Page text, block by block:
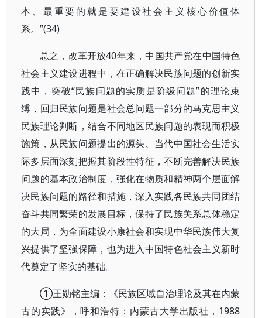
本、最重要的就是要建设社会主义核心价值体
系。”(34)
总之，改革开放40年来，中国共产党在中国特色
社会主义建设进程中，在正确解决民族问题的创新实
践中，突破“民族问题的实质是阶级问题”的理论束
缚，回归民族问题是社会总问题一部分的马克思主义
民族理论判断，结合不同地区民族问题的表现而积极
施策，从民族问题提出的源头、当代中国社会生活实
际多层面深刻把握其阶段性特征，不断完善解决民族
问题的基本政治制度，强化在物质和精神两个层面解
决民族问题的路径和措施，深入实践各民族共同团结
奋斗共同繁荣的发展目标，保持了民族关系总体稳定
的大局，为全面建设小康社会和实现中华民族伟大复
兴提供了坚强保障，也为进入中国特色社会主义新时
代奠定了坚实的基础。
①王勋铭主编：《民族区域自治理论及其在内蒙
古的实践》，呼和浩特：内蒙古大学出版社，1988